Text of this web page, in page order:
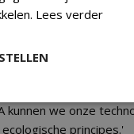
als cruciaal:
kunnen we onze
principes.'
Lees verder